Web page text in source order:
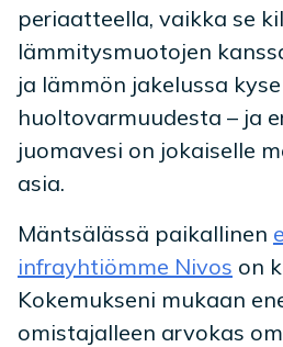
periaatteella, vaikka se
lämmitysmuotojen
ja lämmön jakelussa
huoltovarmuudesta – ja
juomavesi on jokaiselle
asia.
Mäntsälässä paikallinen
infrayhtiömme Nivos on
Kokemukseni mukaan
omistajalleen arvokas